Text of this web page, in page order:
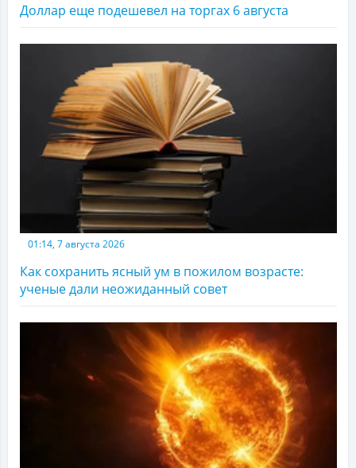
Доллар еще подешевел на торгах 6 августа
01:14, 7 августа 2026
Как сохранить ясный ум в пожилом возрасте:
ученые дали неожиданный совет